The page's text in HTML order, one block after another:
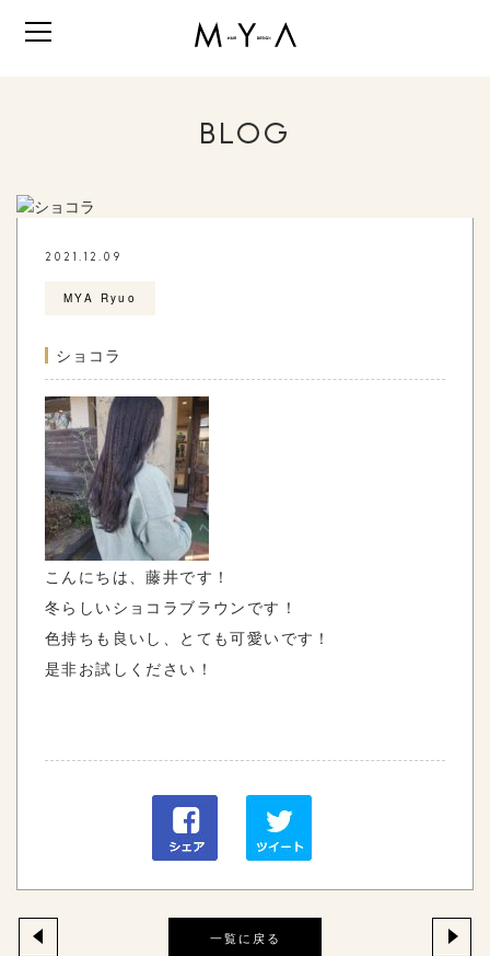
BLOG
2021.12.09
MYA Ryuo
ショコラ
こんにちは、藤井です！
冬らしいショコラブラウンです！
色持ちも良いし、とても可愛いです！
是非お試しください！
一覧に戻る